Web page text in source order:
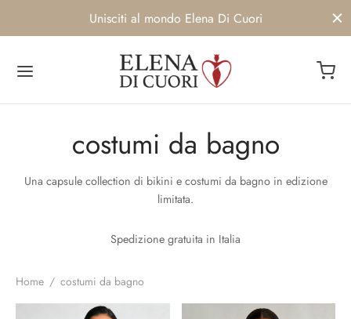
Unisciti al mondo Elena Di Cuori
costumi da bagno
Una capsule collection di bikini e costumi da bagno in edizione
limitata.
Spedizione gratuita in Italia
Home / costumi da bagno
Corsetti